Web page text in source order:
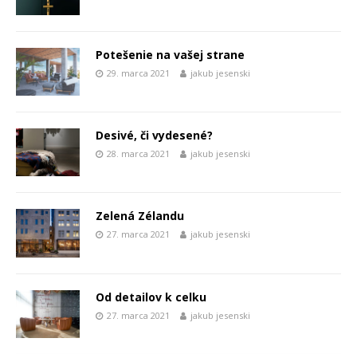
Potešenie na vašej strane
29. marca 2021 jakub jesenski
Desivé, či vydesené?
28. marca 2021 jakub jesenski
Zelená Zélandu
27. marca 2021 jakub jesenski
Od detailov k celku
27. marca 2021 jakub jesenski